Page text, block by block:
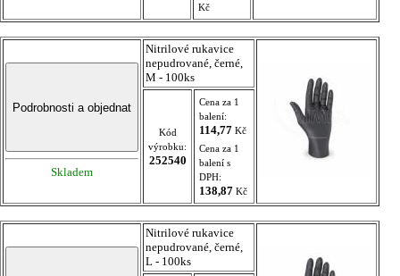
Kč
Skladem
Nitrilové rukavice
nepudrované, černé,
M - 100ks
Kód
výrobku:
252540
Cena za 1
balení:
114,77 Kč
Cena za 1
balení s
DPH:
138,87 Kč
Nitrilové rukavice
nepudrované, černé,
L - 100ks